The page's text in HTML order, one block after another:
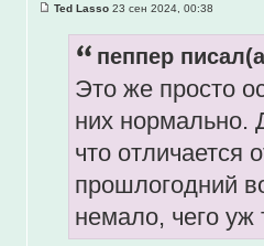
Ted Lasso 23 сен 2024, 00:38
пеппер
Это же просто
них нормально.
что отличается
прошлогодний
немало, чего уж